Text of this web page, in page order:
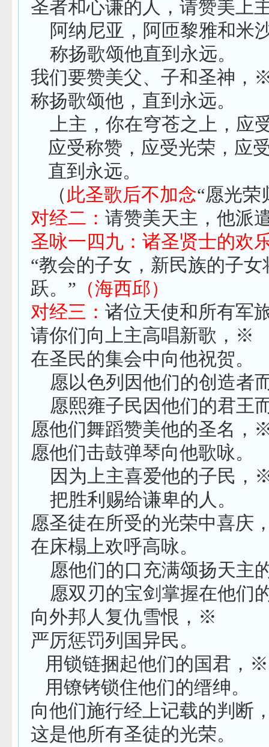
圣者和心谦的人，请赞美上
阿纳尼亚，阿匝黎雅和米
称扬歌颂他直到永远。
我们要赞美父、子和圣神，
称扬歌颂他，直到永远。
上主，你在穹苍之上，应
应受称赞，应受光荣，应
直到永远。
（ 此圣歌后不加念“愿光荣
对经二： 请赞美天主，他派
圣咏一四九：诸圣贤士的欢
“教会的子女，新民族的子
跃。” （海西邱）
对经三： 诸位天使和所有军
请你们向上主高唱新歌，※
在圣民的集会中向他祝贺。
愿以色列因他们的创造者
愿熙雍子民因他们的君王
愿他们舞蹈赞美他的圣名，
愿他们击鼓弹琴向他歌咏。
因为上主喜爱他的子民，
把胜利赐给谦卑的人。
愿圣徒在所受的光荣中喜庆
在床榻上欢呼高咏。
愿他们的口充满颂扬天主
愿双刃的宝剑掌握在他们
向外邦人复仇雪恨，※
严厉惩罚列国异民。
用锁链捆起他们的国君，※
用镣铐锁住他们的缙绅。
向他们施行经上记载的判断
这是他所有圣徒的光荣。